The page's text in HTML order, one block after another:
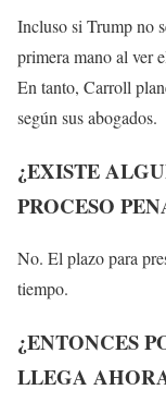
Incluso si Trump no
primera mano al ver
En tanto, Carroll
según sus abogados.
¿EXISTE
PROCESO
No. El plazo para
tiempo.
¿ENTONCES
LLEGA